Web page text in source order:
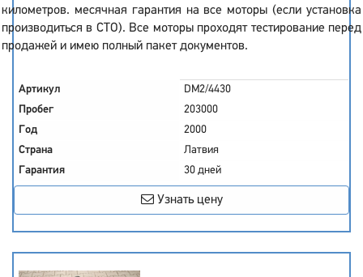
километров. месячная гарантия на все моторы (если установка
производиться в СТО). Все моторы проходят тестирование перед
продажей и имею полный пакет документов.
Артикул
DM2/4430
Пробег
203000
Год
2000
Страна
Латвия
Гарантия
30 дней
Узнать цену